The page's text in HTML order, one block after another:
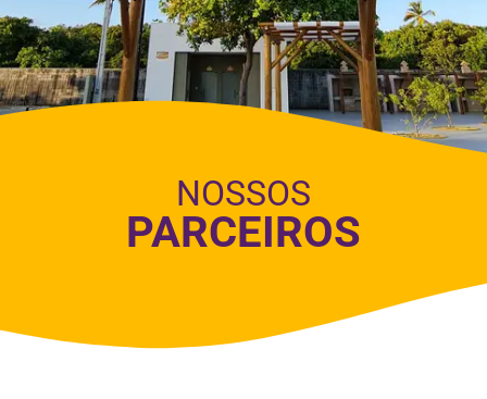
NOSSOS
PARCEIROS